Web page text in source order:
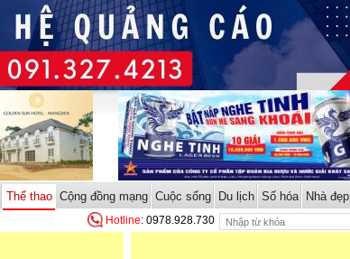
Thể thao Cộng đồng mạng Cuộc sống Du lịch Số hóa Nhà đẹp
Hotline: 0978.928.730